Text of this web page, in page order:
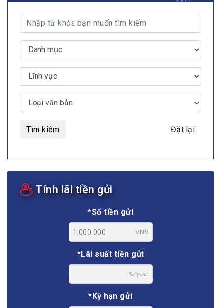
Tìm kiếm Đặt lại
Tính lãi tiền gửi
*Số tiền gửi
VNĐ
*Lãi suất tiền gửi
%/year
*Kỳ hạn gửi